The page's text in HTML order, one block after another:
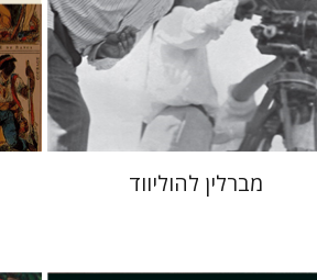
הנחת אתר ספר מודפס
$46
$41
מברלין להוליווד